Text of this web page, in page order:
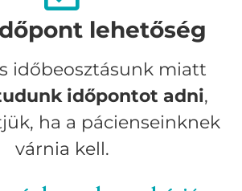
lehetőség
időbeosztásunk miatt
időpontot adni,
ha a pácienseinknek
várnia kell.